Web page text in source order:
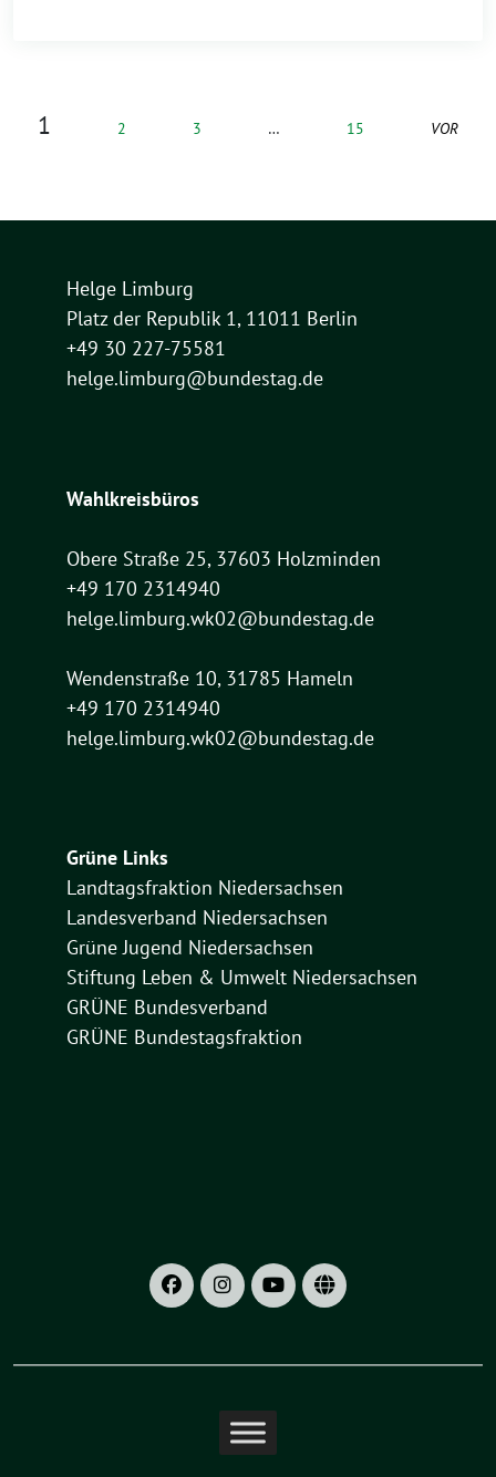
1 2 3 … 15 VOR
Helge Limburg
Platz der Republik 1, 11011 Berlin
+49 30 227-75581
helge.limburg@bundestag.de
Wahlkreisbüros
Obere Straße 25, 37603 Holzminden
+49 170 2314940
helge.limburg.wk02@bundestag.de
Wendenstraße 10, 31785 Hameln
+49 170 2314940
helge.limburg.wk02@bundestag.de
Grüne Links
Landtagsfraktion Niedersachsen
Landesverband Niedersachsen
Grüne Jugend Niedersachsen
Stiftung Leben & Umwelt Niedersachsen
GRÜNE Bundesverband
GRÜNE Bundestagsfraktion